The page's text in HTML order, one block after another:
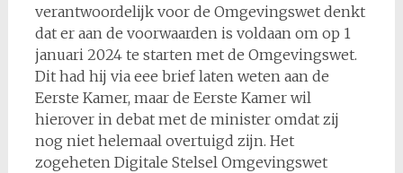
verantwoordelijk voor de Omgevingswet denkt
dat er aan de voorwaarden is voldaan om op 1
januari 2024 te starten met de Omgevingswet.
Dit had hij via eee brief laten weten aan de
Eerste Kamer, maar de Eerste Kamer wil
hierover in debat met de minister omdat zij
nog niet helemaal overtuigd zijn. Het
zogeheten Digitale Stelsel Omgevingswet